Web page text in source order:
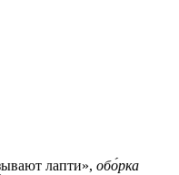
лапти», обо́рка